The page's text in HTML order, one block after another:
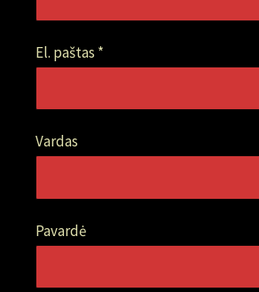
El. paštas *
Vardas
Pavardė